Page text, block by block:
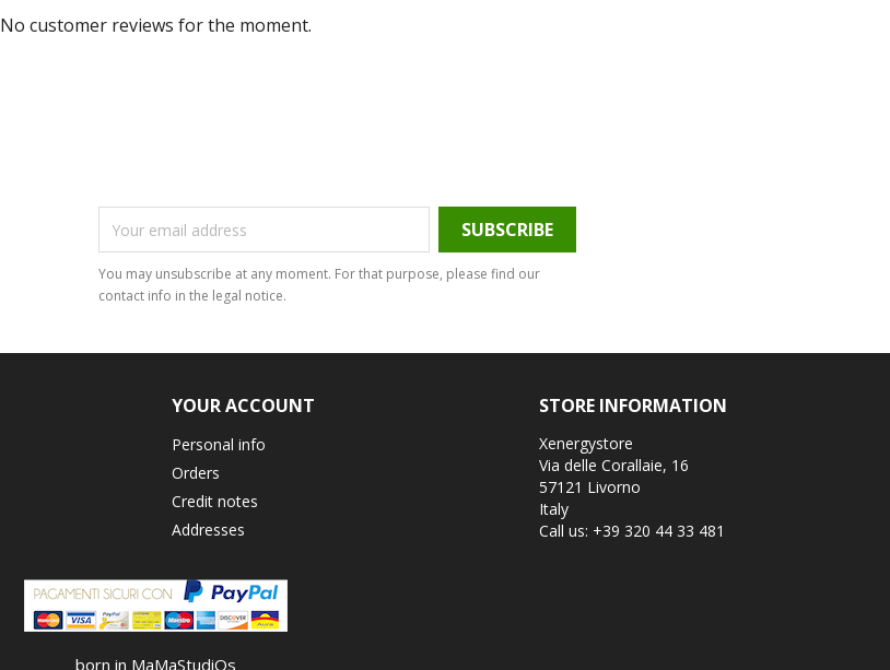
No customer reviews for the moment.
You may unsubscribe at any moment. For that purpose, please find our
contact info in the legal notice.
YOUR ACCOUNT
Personal info
Orders
Credit notes
Addresses
STORE INFORMATION
Xenergystore
Via delle Corallaie, 16
57121 Livorno
Italy
Call us: +39 320 44 33 481
born in MaMaStudiOs